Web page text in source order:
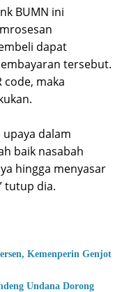
BUMN ini
dapat
tersebut.
code, maka
dalam
baik nasabah
hingga menyasar
tutup dia.
Kemenperin Genjot
Undana Dorong